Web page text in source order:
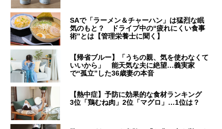
SAで「ラーメン＆チャーハン」は猛烈な眠
気のもと？ ドライブ中の“疲れにくい食事
術”とは【管理栄養士に聞く】
【帰省ブルー】「うちの親、気を使わなくて
いいから」 能天気な夫に絶望…義実家
で“孤立”した36歳妻の本音
【熱中症】予防に効果的な食材ランキング
3位「鶏むね肉」2位「マグロ」…1位は？